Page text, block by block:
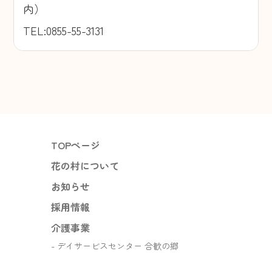
内）
TEL:0855-55-3131
TOPページ
花の村について
お知らせ
採用情報
介護事業
デイサービスセンター 合歓の郷